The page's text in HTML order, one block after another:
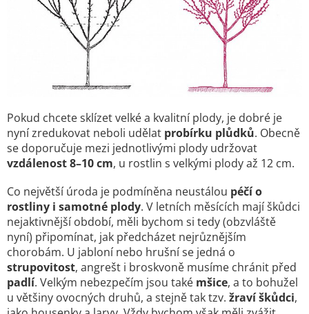
Pokud chcete sklízet velké a kvalitní plody, je dobré je
nyní zredukovat neboli udělat probírku plůdků. Obecně
se doporučuje mezi jednotlivými plody udržovat
vzdálenost 8–10 cm, u rostlin s velkými plody až 12 cm.
Co největší úroda je podmíněna neustálou péčí o
rostliny i samotné plody. V letních měsících mají škůdci
nejaktivnější období, měli bychom si tedy (obzvláště
nyní) připomínat, jak předcházet nejrůznějším
chorobám. U jabloní nebo hrušní se jedná o
strupovitost, angrešt i broskvoně musíme chránit před
padlí. Velkým nebezpečím jsou také mšice, a to bohužel
u většiny ovocných druhů, a stejně tak tzv. žraví škůdci,